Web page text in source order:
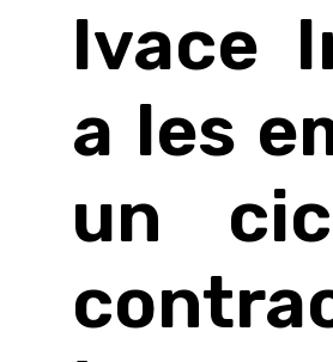
Ivace
a les
un